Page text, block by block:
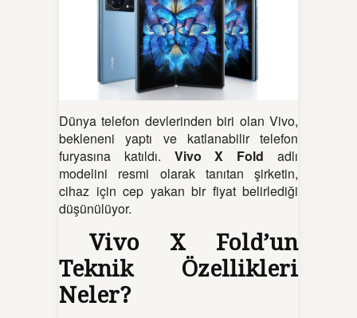
Dünya telefon devlerinden biri olan Vivo,
bekleneni yaptı ve katlanabilir telefon
furyasına katıldı. Vivo X Fold adlı
modelini resmi olarak tanıtan şirketin,
cihaz için cep yakan bir fiyat belirlediği
düşünülüyor.
Vivo X Fold’un
Teknik Özellikleri
Neler?